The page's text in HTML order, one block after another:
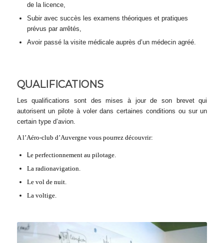
de la licence,
Subir avec succès les examens théoriques et pratiques
prévus par arrêtés,
Avoir passé la visite médicale auprès d’un médecin agréé.
QUALIFICATIONS
Les qualifications sont des mises à jour de son brevet qui
autorisent un pilote à voler dans certaines conditions ou sur un
certain type d’avion.
A l’Aéro-club d’Auvergne vous pourrez découvrir:
e perfectionnement au pilotage.
La radionavigation.
Le vol de nuit.
La voltige.